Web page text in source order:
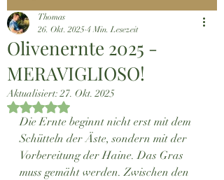
Olivenernte 2025 -
MERAVIGLIOSO!
Thomas
26. Okt. 2025 4 Min. Lesezeit
Aktualisiert:27. Okt. 2025
Mit NaN von 5 Sternen bewertet.
Die Ernte beginnt nicht erst mit dem
Schütteln der Äste, sondern mit der
Vorbereitung der Haine. Das Gras
muss gemäht werden. Zwischen den